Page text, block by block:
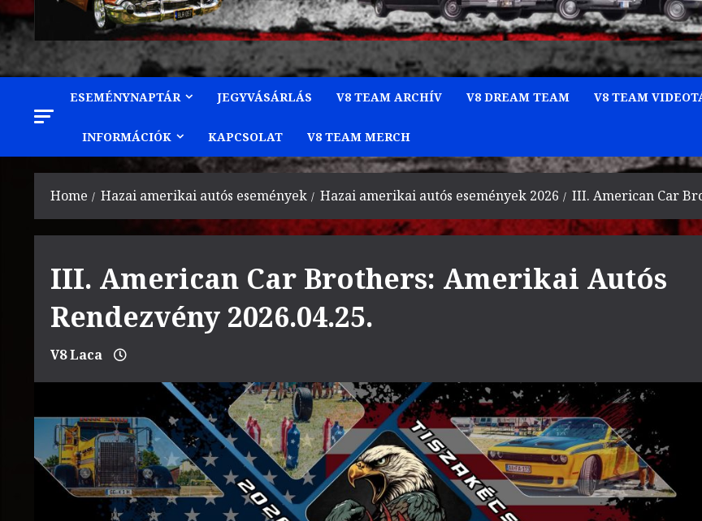
ESEMÉNYNAPTÁR JEGYVÁSÁRLÁS V8 TEAM ARCHÍV V8 DREAM TEAM V8 TEAM
INFORMÁCIÓK KAPCSOLAT V8 TEAM MERCH
Home Hazai amerikai autós események Hazai amerikai autós események 2026 III. American Car
III. American Car Brothers: Amerikai Autós
Rendezvény 2026.04.25.
V8 Laca